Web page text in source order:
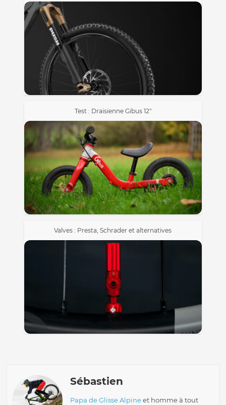
Test : Draisienne Gibus 12″
Valves : Presta, Schrader et alternatives
Sébastien
Papa de Glisse Alpineet homme à tout